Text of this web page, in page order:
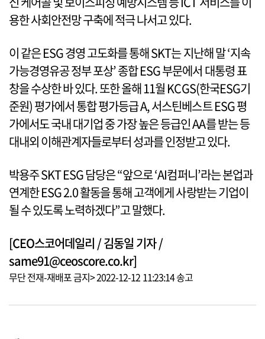
용한 사회안전망 구축에 적극 나서고 있다.
이 같은 ESG 경영 고도화를 통해 SKT는 지난해 말 ‘지속
가능경영유공 정부 포상’ 종합 ESG 부문에서 대통령 표
창을 수상한 바 있다. 또한 올해 11월 KCGS(한국ESG기
준원) 평가에서 통합 평가등급 A, 서스틴베스트 ESG 평
가에서도 국내 대기업 중 가장 높은 등급인 AA를 받는 등
대내외 이해관계자들로부터 성과를 인정받고 있다.
박용주 SKT ESG 담당은 “앞으로 ‘AI컴퍼니’라는 본업과
연계한 ESG 2.0 활동을 통해 고객에게 사랑받는 기업이
될 수 있도록 노력하겠다”고 말했다.
[CEO스코어데일리 / 김동일 기자 /
same91@ceoscore.co.kr]
무단 전재-재배포 금지> 2022-12-12 11:23:14 송고